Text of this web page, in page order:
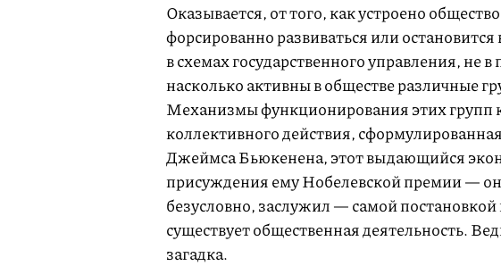
Оказывается, от того, как устроено
форсированно развиваться или
в схемах государственного управления, не
насколько активны в обществе различные
Механизмы функционирования этих групп
коллективного действия,
Джеймса Бьюкенена, этот выдающийся
присуждения ему Нобелевской премии —
безусловно, заслужил — самой
существует общественная деятельность.
загадка.